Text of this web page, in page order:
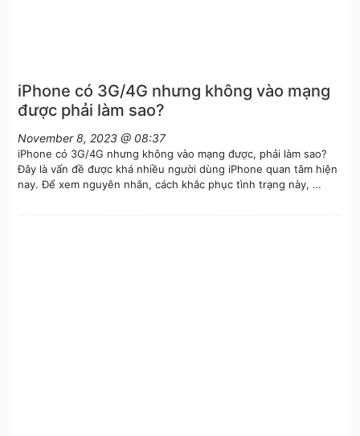
iPhone có 3G/4G nhưng không vào mạng
được phải làm sao?
November 8, 2023 @ 08:37
iPhone có 3G/4G nhưng không vào mạng được, phải làm sao?
Đây là vấn đề được khá nhiều người dùng iPhone quan tâm hiện
nay. Để xem nguyên nhân, cách khắc phục tình trạng này, …